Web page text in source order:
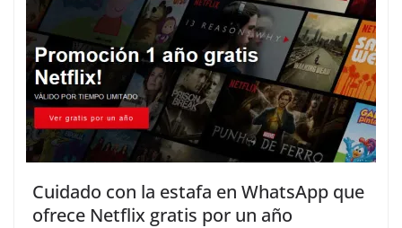
Cuidado con la estafa en WhatsApp que
ofrece Netflix gratis por un año